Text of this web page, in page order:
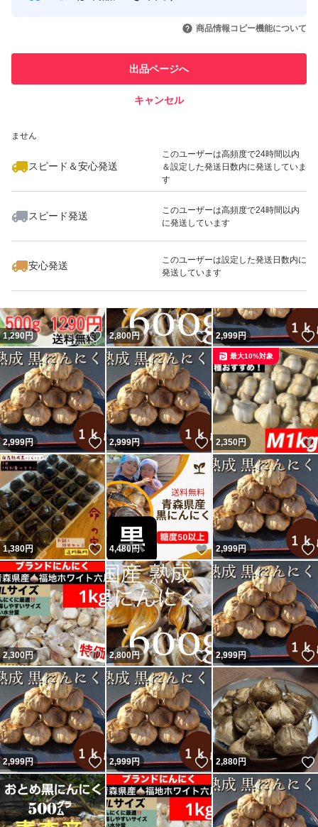
原料 国産青森県産福地ホワイトにんにく
製造日より常温で約3ヶ月、冷蔵で6ヶ月、冷凍で12ヶ月
メルカリの方およびお客様
黒にんにくの出品に際して、保健所へ販売及び営業許可の
問い合わせをした所、黒にんにくは野菜を簡易的に加工し
た物なので、更なる加工を施さない限り不要との回答も頂
営業許可証(画像にて掲載)
にて作っていますのでご安心下さい
引を完了させた実績があります
での取引実績があります
ません
スピード＆安心発送
このユーザーは高頻度で24時間以内
＆設定した発送日数内に発送していま
す
スピード発送
このユーザーは高頻度で24時間以内
に発送しています
安心発送
このユーザーは設定した発送日数内に
発送しています
商品情報コピー機能について
出品ページへ
キャンセル
いいね！
2,580
1,290円 いいね！
2,800円 いいね！
2,999円
2,999円 いいね！
2,999円 いいね！
2,350円
最大10%対象
1,380円 いいね！
4,480円 いいね！
2,999円
2,300円 いいね！
2,800円 いいね！
2,999円
2,999円 いいね！
2,999円 いいね！
2,880円